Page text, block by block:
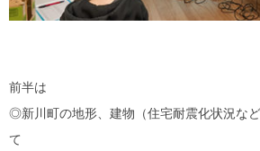
前半は
◎新川町の地形、建物（住宅耐震化状況な
て